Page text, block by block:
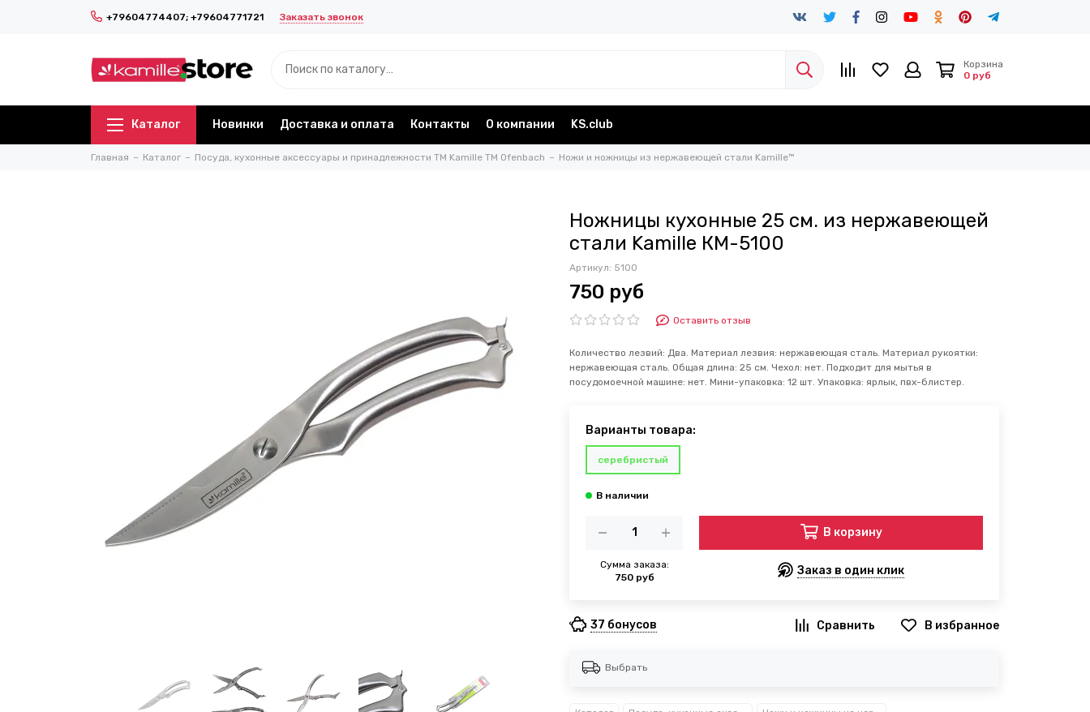
+79604774407; +79604771721 Заказать звонок
Корзина
0 руб
Каталог Новинки Доставка и оплата Контакты О компании KS.club
Главная Каталог Посуда, кухонные аксессуары и принадлежности TM Kamille TM Ofenbach Ножи и ножницы из нержавеющей стали Kamille™
Ножницы кухонные 25 см. из нержавеющей
стали Kamille КМ-5100
Артикул: 5100
750 руб
Оставить отзыв
Количество лезвий: Два. Материал лезвия: нержавеющая сталь. Материал рукоятки:
нержавеющая сталь. Общая длина: 25 см. Чехол: нет. Подходит для мытья в
посудомоечной машине: нет. Мини-упаковка: 12 шт. Упаковка: ярлык, пвх-блистер.
Варианты товара:
серебристый
Сумма заказа:
750 руб
В корзину
Заказ в один клик
37 бонусов В избранное
Выбрать